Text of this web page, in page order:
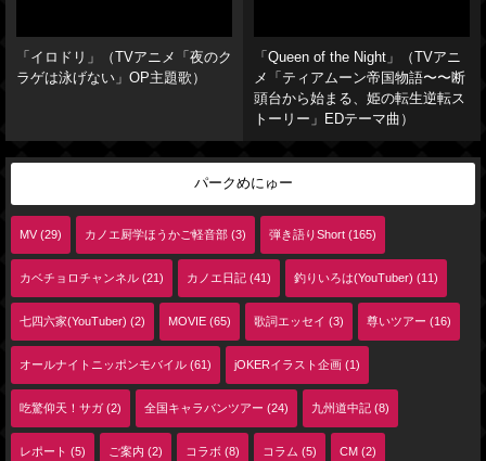
「イロドリ」（TVアニメ「夜のク
ラゲは泳げない」OP主題歌）
「Queen of the Night」（TVアニ
メ「ティアムーン帝国物語〜〜断
頭台から始まる、姫の転生逆転ス
トーリー」EDテーマ曲）
パークめにゅー
MV (29) カノエ厨学ほうかご軽音部 (3) 弾き語りShort (165)
カベチョロチャンネル (21) カノエ日記 (41) 釣りいろは(YouTuber) (11)
七四六家(YouTuber) (2) MOVIE (65) 歌詞エッセイ (3) 尊いツアー (16)
オールナイトニッポンモバイル (61) jOKERイラスト企画 (1)
吃驚仰天！サガ (2) 全国キャラバンツアー (24) 九州道中記 (8)
レポート (5) ご案内 (2) コラボ (8) コラム (5) CM (2)